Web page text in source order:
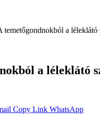
temetőgondnokból a
a léleklátó
Copy Link WhatsApp